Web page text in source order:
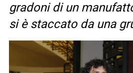
gradoni di un
si è staccato da una